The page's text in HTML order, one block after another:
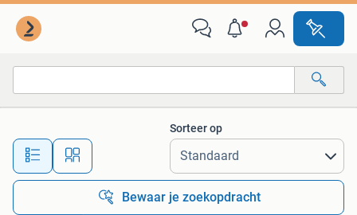
Alle afstanden…
Sorteer op
Bewaar je zoekopdracht